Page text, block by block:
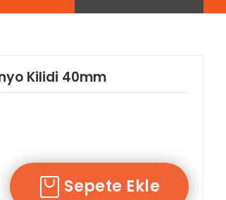
Kilidi 40mm
Sepete Ekle